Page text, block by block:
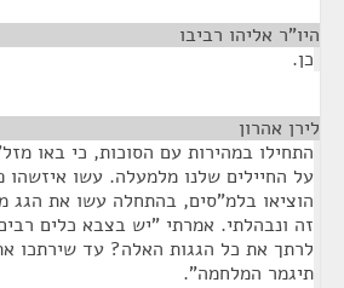
היו"ר אליהו רביבו
כן.
לירן אהרון
התחילו במהירות עם הסוכות, כי באו
על החיילים שלנו מלמעלה. עשו איזשהו
הוציאו בלמ"סים, בהתחלה עשו את הגג
זה ונבהלתי. אמרתי "יש בצבא כלים
לרתך את כל הגגות האלה? עד שירתכו
תיגמר המלחמה".